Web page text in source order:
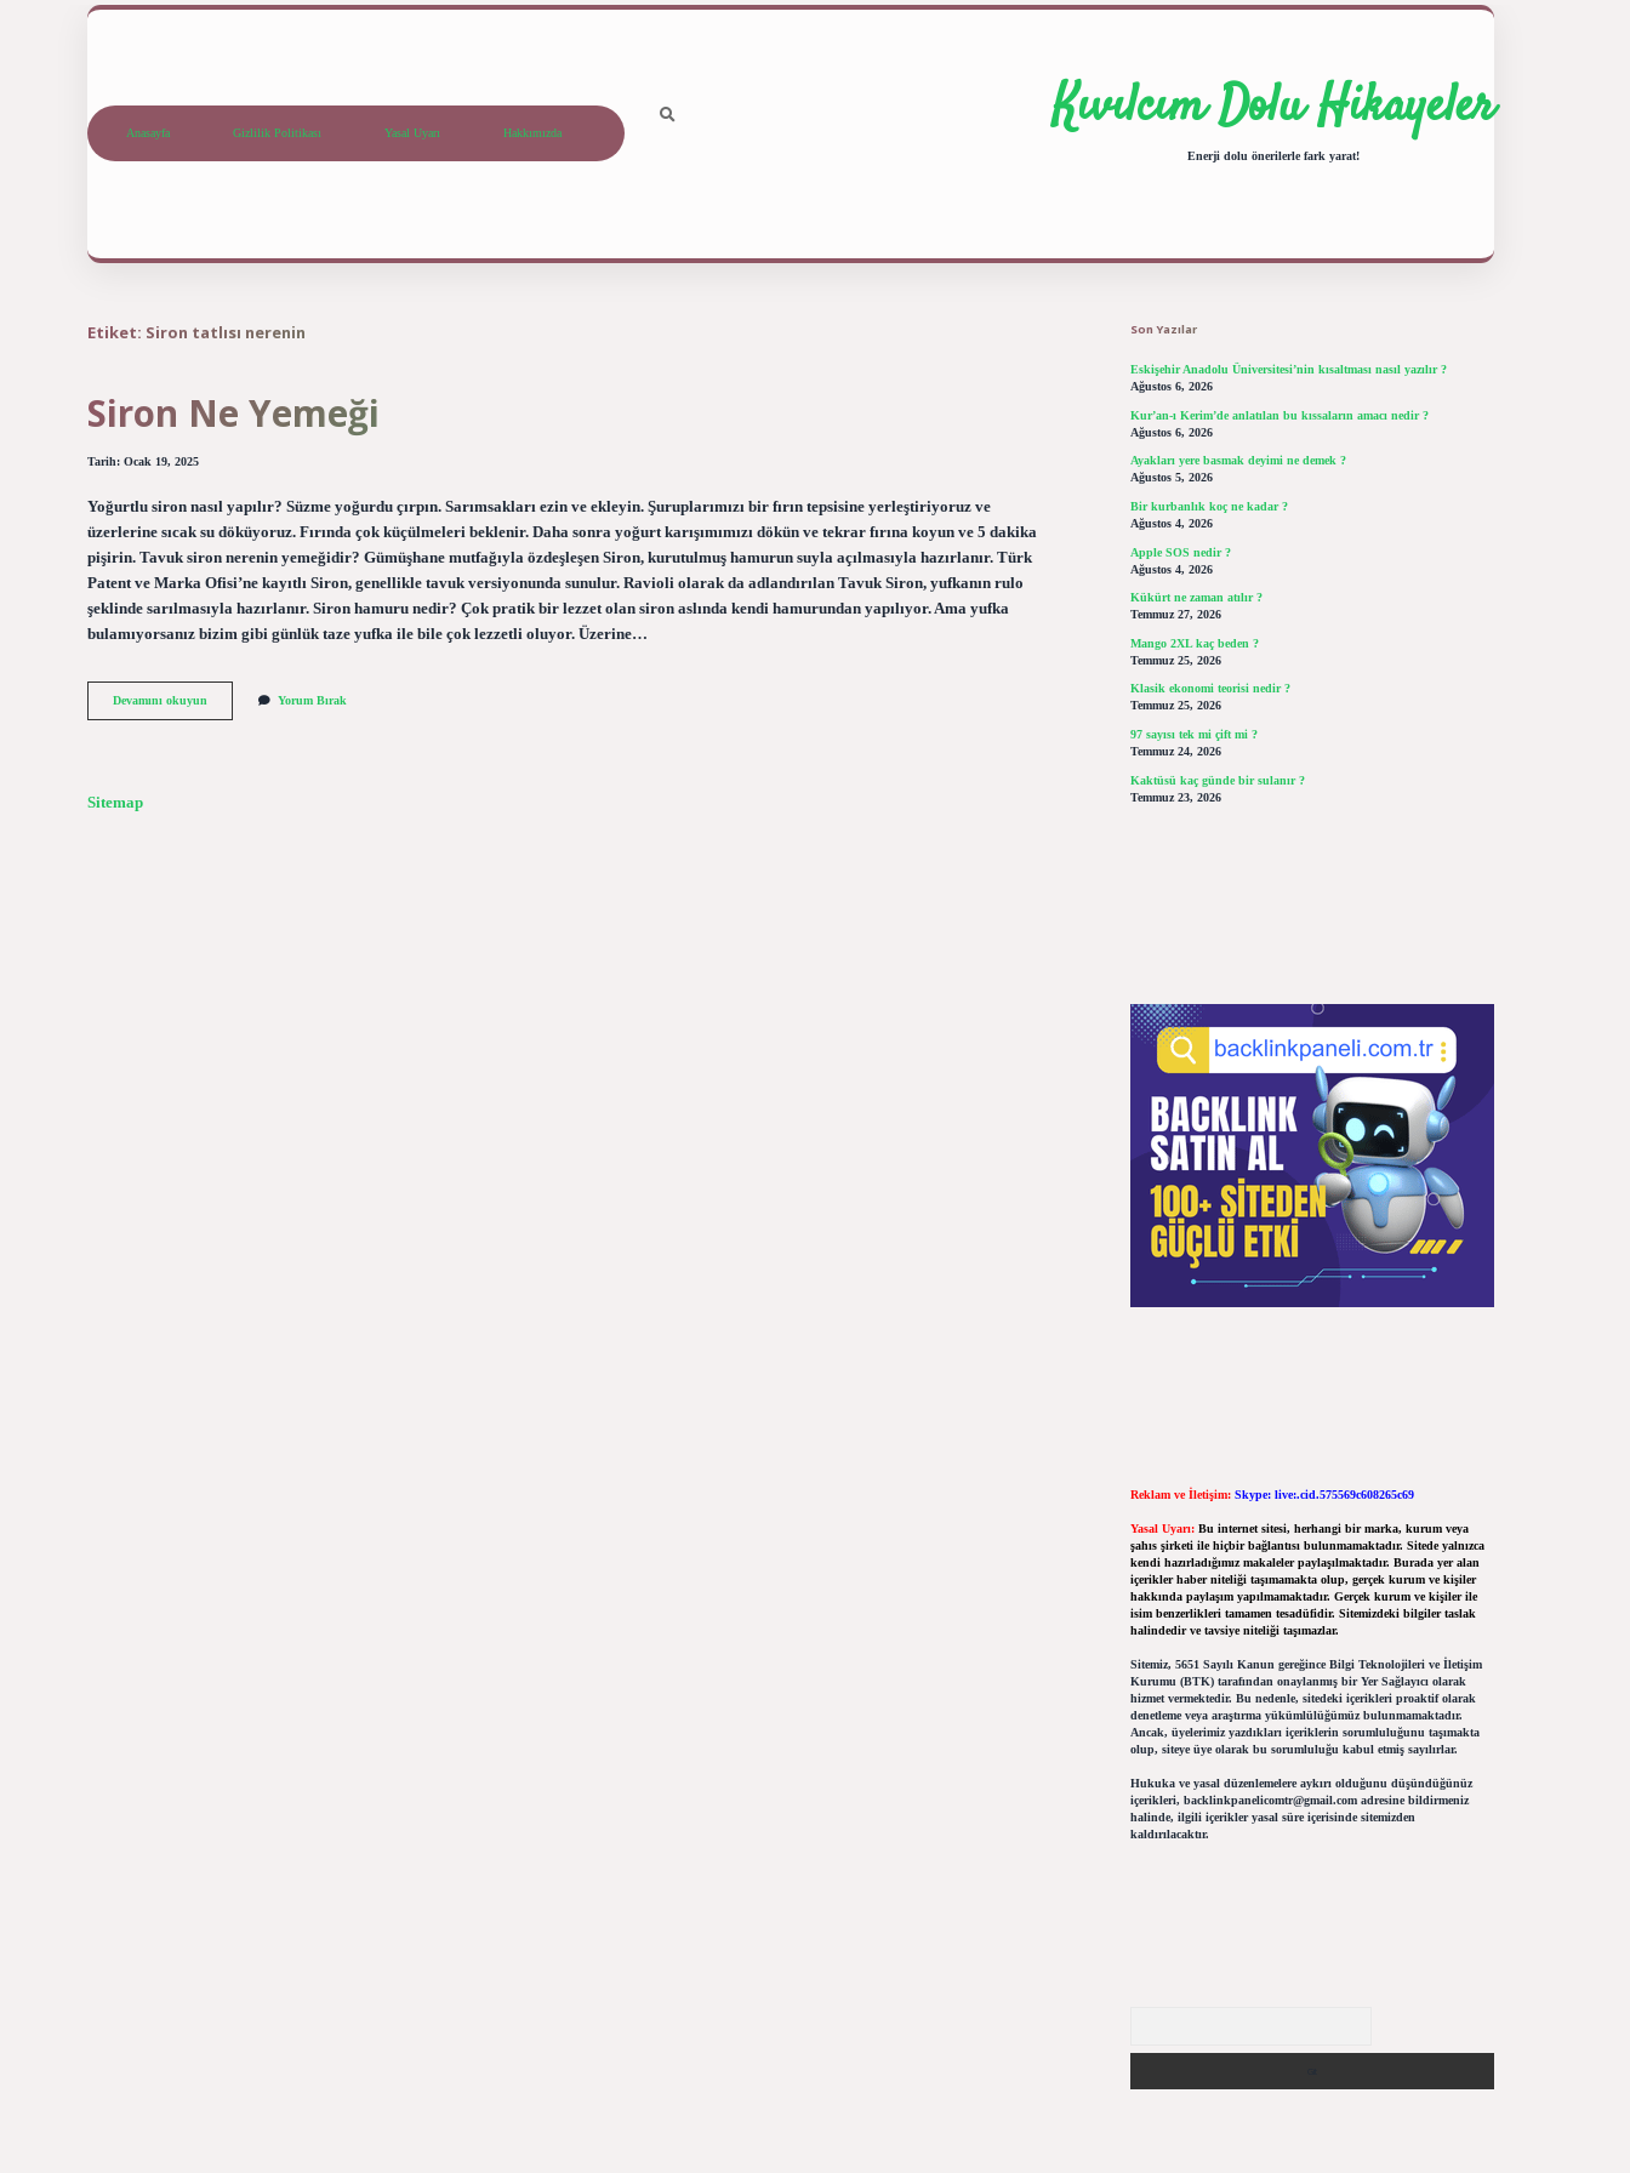
Anasayfa Gizlilik Politikası Yasal Uyarı Hakkımızda Kıvılcım Dolu Hikayeler
Enerji dolu önerilerle fark yarat!
Etiket: Siron tatlısı nerenin
Siron Ne Yemeği
Tarih: Ocak 19, 2025
Yoğurtlu siron nasıl yapılır? Süzme yoğurdu çırpın. Sarımsakları ezin ve ekleyin. Şuruplarımızı bir fırın tepsisine yerleştiriyoruz ve
üzerlerine sıcak su döküyoruz. Fırında çok küçülmeleri beklenir. Daha sonra yoğurt karışımımızı dökün ve tekrar fırına koyun ve 5 dakika
pişirin. Tavuk siron nerenin yemeğidir? Gümüşhane mutfağıyla özdeşleşen Siron, kurutulmuş hamurun suyla açılmasıyla hazırlanır. Türk
Patent ve Marka Ofisi’ne kayıtlı Siron, genellikle tavuk versiyonunda sunulur. Ravioli olarak da adlandırılan Tavuk Siron, yufkanın rulo
şeklinde sarılmasıyla hazırlanır. Siron hamuru nedir? Çok pratik bir lezzet olan siron aslında kendi hamurundan yapılıyor. Ama yufka
bulamıyorsanız bizim gibi günlük taze yufka ile bile çok lezzetli oluyor. Üzerine…
Devamını okuyun
Ne
Yorum Bırak
Sitemap
Son Yazılar
Eskişehir Anadolu Üniversitesi’nin kısaltması nasıl yazılır ?
Ağustos 6, 2026
Kur’an-ı Kerim’de anlatılan bu kıssaların amacı nedir ?
Ağustos 6, 2026
Ayakları yere basmak deyimi ne demek ?
Ağustos 5, 2026
Bir kurbanlık koç ne kadar ?
Ağustos 4, 2026
Apple SOS nedir ?
Ağustos 4, 2026
Kükürt ne zaman atılır ?
Temmuz 27, 2026
Mango 2XL kaç beden ?
Temmuz 25, 2026
Klasik ekonomi teorisi nedir ?
Temmuz 25, 2026
97 sayısı tek mi çift mi ?
Temmuz 24, 2026
Kaktüsü kaç günde bir sulanır ?
Temmuz 23, 2026
Reklam ve İletişim: Skype: live:.cid.575569c608265c69
Yasal Uyarı: Bu internet sitesi, herhangi bir marka, kurum veya
şahıs şirketi ile hiçbir bağlantısı bulunmamaktadır. Sitede yalnızca
kendi hazırladığımız makaleler paylaşılmaktadır. Burada yer alan
içerikler haber niteliği taşımamakta olup, gerçek kurum ve kişiler
hakkında paylaşım yapılmamaktadır. Gerçek kurum ve kişiler ile
isim benzerlikleri tamamen tesadüfidir. Sitemizdeki bilgiler taslak
halindedir ve tavsiye niteliği taşımazlar.
Sitemiz, 5651 Sayılı Kanun gereğince Bilgi Teknolojileri ve İletişim
Kurumu (BTK) tarafından onaylanmış bir Yer Sağlayıcı olarak
hizmet vermektedir. Bu nedenle, sitedeki içerikleri proaktif olarak
denetleme veya araştırma yükümlülüğümüz bulunmamaktadır.
Ancak, üyelerimiz yazdıkları içeriklerin sorumluluğunu taşımakta
olup, siteye üye olarak bu sorumluluğu kabul etmiş sayılırlar.
Hukuka ve yasal düzenlemelere aykırı olduğunu düşündüğünüz
içerikleri, backlinkpanelicomtr@gmail.comadresine bildirmeniz
halinde, ilgili içerikler yasal süre içerisinde sitemizden
kaldırılacaktır.